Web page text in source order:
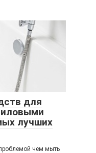
для
лучших
чем мыть